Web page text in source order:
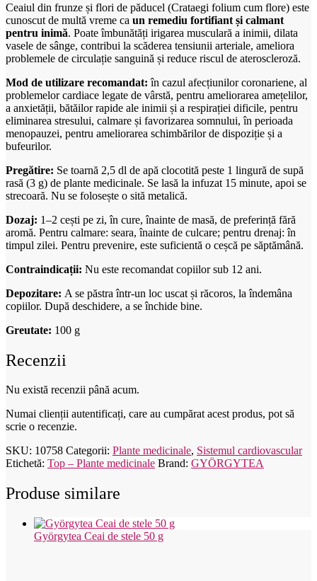
Ceaiul din frunze și flori de păducel (Crataegi folium cum flore) este
cunoscut de multă vreme ca un remediu fortifiant și calmant
pentru inimă. Poate îmbunătăți irigarea musculară a inimii, dilata
vasele de sânge, contribui la scăderea tensiunii arteriale, ameliora
problemele de circulație sanguină și reduce riscul de ateroscleroză.
Mod de utilizare recomandat:în cazul afecțiunilor coronariene, al
problemelor cardiace legate de vârstă, pentru ameliorarea amețelilor,
a anxietății, bătăilor rapide ale inimii și a respirației dificile, pentru
eliminarea stresului, calmare și favorizarea somnului, în perioada
menopauzei, pentru ameliorarea schimbărilor de dispoziție și a
bufeurilor.
Pregătire: Se toarnă 2,5 dl de apă clocotită peste 1 lingură de supă
rasă (3 g) de plante medicinale. Se lasă la infuzat 15 minute, apoi se
strecoară. Nu se folosește o sită metalică.
Dozaj: 1–2 cești pe zi, în cure, înainte de masă, de preferință fără
aromă. Pentru calmare: seara, înainte de culcare; pentru drenaj: în
timpul zilei. Pentru prevenire, este suficientă o ceșcă pe săptămână.
Contraindicații: Nu este recomandat copiilor sub 12 ani.
Depozitare: A se păstra într-un loc uscat și răcoros, la îndemâna
copiilor. După deschidere, a se închide bine.
Greutate: 100 g
Recenzii
Nu există recenzii până acum.
Numai clienții autentificați, care au cumpărat acest produs, pot să
scrie o recenzie.
SKU: 10758 Categorii: Plante medicinale, Sistemul cardiovascular
Etichetă: Top – Plante medicinale Brand: GYÖRGYTEA
Produse similare
Györgytea Ceai de stele 50 g